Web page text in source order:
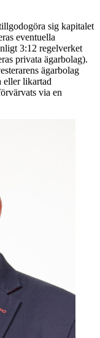
sig kapitalet
eventuella
3:12 regelverket
privata ägarbolag).
ägarbolag
eller likartad
via en